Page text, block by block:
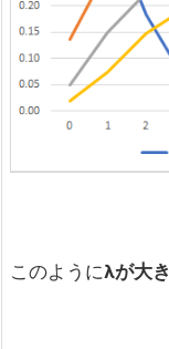
このようにλが大